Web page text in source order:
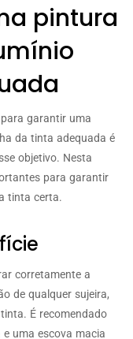
pintura
garantir uma
da tinta adequada é
objetivo. Nesta
para garantir
tinta certa.
corretamente a
de qualquer sujeira,
É recomendado
uma escova macia